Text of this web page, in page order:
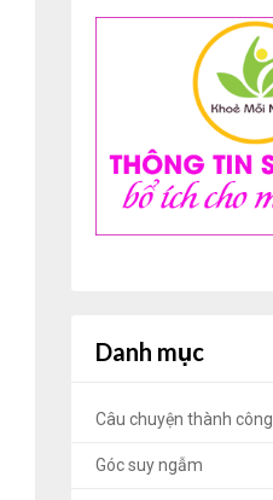
Danh mục
Câu chuyện thành công
Góc suy ngẫm